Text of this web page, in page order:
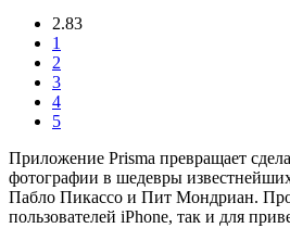
2.83
1
2
3
4
5
Приложение Prisma превращает
фотографии в шедевры
Пабло Пикассо и Пит Мондриан.
пользователей iPhone, так и для